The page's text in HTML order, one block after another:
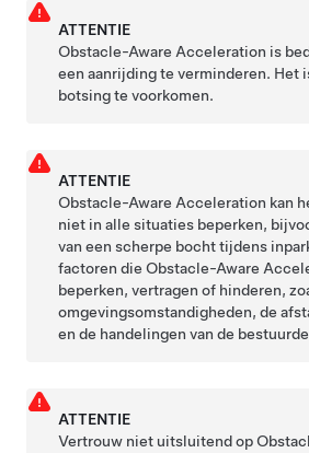
ATTENTIE
Obstacle-Aware Acceleration is
een aanrijding te verminderen. Het
botsing te voorkomen.
ATTENTIE
Obstacle-Aware Acceleration kan
niet in alle situaties beperken,
van een scherpe bocht tijdens
factoren die Obstacle-Aware
beperken, vertragen of hinderen,
omgevingsomstandigheden, de
en de handelingen van de
ATTENTIE
Vertrouw niet uitsluitend op